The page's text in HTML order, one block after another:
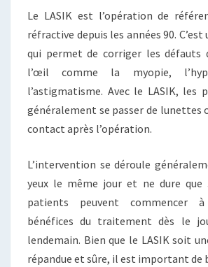
Le LASIK est l’opération de
réfractive depuis les années 90.
qui permet de corriger les défauts
l’œil comme la myopie,
l’astigmatisme. Avec le LASIK, les
généralement se passer de lunettes
contact après l’opération.
L’intervention se déroule
yeux le même jour et ne dure que
patients peuvent commencer
bénéfices du traitement dès le
lendemain. Bien que le LASIK soit
répandue et sûre, il est important de